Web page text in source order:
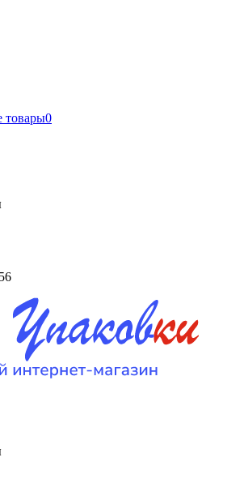
товары0